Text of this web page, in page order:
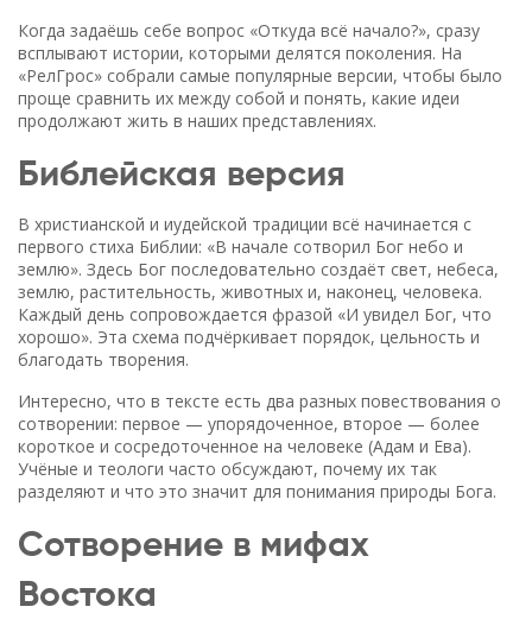
Когда задаёшь себе вопрос «Откуда всё начало?», сразу
всплывают истории, которыми делятся поколения. На
«РелГрос» собрали самые популярные версии, чтобы было
проще сравнить их между собой и понять, какие идеи
продолжают жить в наших представлениях.
Библейская версия
В христианской и иудейской традиции всё начинается с
первого стиха Библии: «В начале сотворил Бог небо и
землю». Здесь Бог последовательно создаёт свет, небеса,
землю, растительность, животных и, наконец, человека.
Каждый день сопровождается фразой «И увидел Бог, что
хорошо». Эта схема подчёркивает порядок, цельность и
благодать творения.
Интересно, что в тексте есть два разных повествования о
сотворении: первое — упорядоченное, второе — более
короткое и сосредоточенное на человеке (Адам и Ева).
Учёные и теологи часто обсуждают, почему их так
разделяют и что это значит для понимания природы Бога.
Сотворение в мифах
Востока